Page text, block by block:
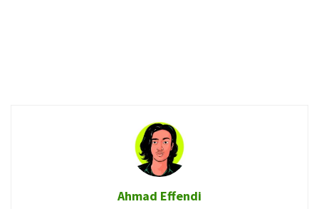
Ahmad Effendi